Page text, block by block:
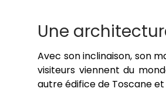
Une
Avec son inclinaison, son
visiteurs viennent du
autre édifice de Toscane et